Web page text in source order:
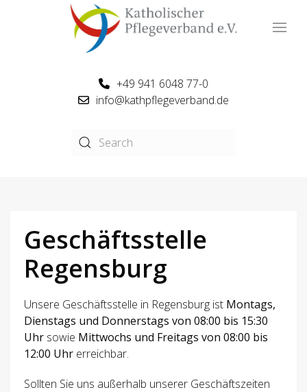
+49 941 6048 77-0
info@kathpflegeverband.de
Geschäftsstelle
Regensburg
Unsere Geschäftsstelle in Regensburg ist Montags,
Dienstags und Donnerstags von 08:00 bis 15:30
Uhr sowie Mittwochs und Freitags von 08:00 bis
12:00 Uhr erreichbar.
Sollten Sie uns außerhalb unserer Geschäftszeiten